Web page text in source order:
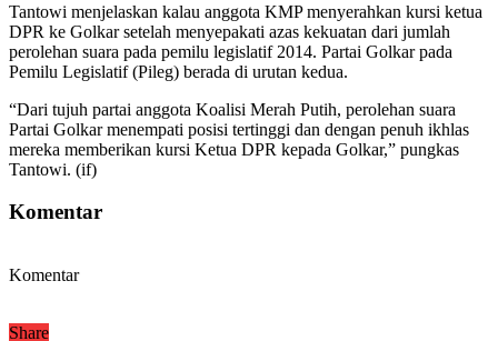
Tantowi menjelaskan kalau anggota KMP menyerahkan kursi ketua
DPR ke Golkar setelah menyepakati azas kekuatan dari jumlah
perolehan suara pada pemilu legislatif 2014. Partai Golkar pada
Pemilu Legislatif (Pileg) berada di urutan kedua.
“Dari tujuh partai anggota Koalisi Merah Putih, perolehan suara
Partai Golkar menempati posisi tertinggi dan dengan penuh ikhlas
mereka memberikan kursi Ketua DPR kepada Golkar,” pungkas
Tantowi. (if)
Komentar
Komentar
Share